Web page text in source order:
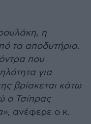
η
τα αποδυτήρια.
που
για
βρίσκεται κάτω
ο Τσίπρας
, ανέφερε ο κ.